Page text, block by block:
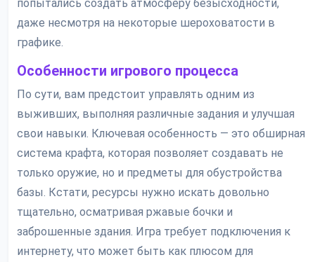
попытались создать атмосферу безысходности,
даже несмотря на некоторые шероховатости в
графике.
Особенности игрового процесса
По сути, вам предстоит управлять одним из
выживших, выполняя различные задания и улучшая
свои навыки. Ключевая особенность — это обширная
система крафта, которая позволяет создавать не
только оружие, но и предметы для обустройства
базы. Кстати, ресурсы нужно искать довольно
тщательно, осматривая ржавые бочки и
заброшенные здания. Игра требует подключения к
интернету, что может быть как плюсом для